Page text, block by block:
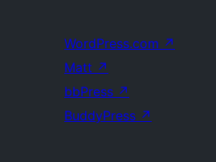
WordPress.com ↗
Matt ↗
bbPress ↗
BuddyPress ↗